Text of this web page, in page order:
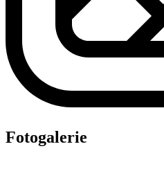
Fotogalerie